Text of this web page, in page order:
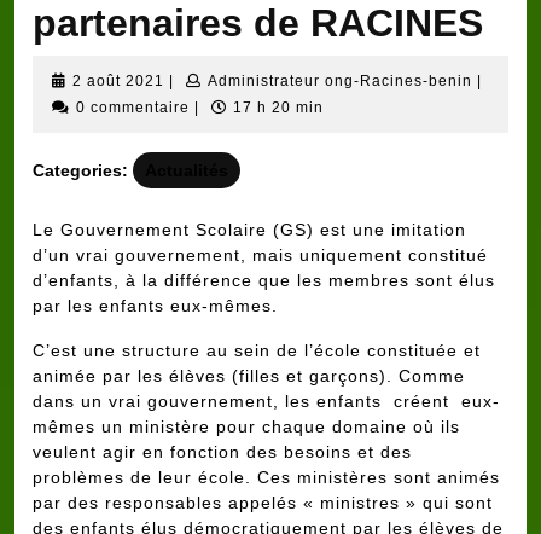
partenaires de RACINES
2 août 2021 2
août
Administrateur ong-Racines-benin
0 commentaire
17 h 20 min
Categories:
Le Gouvernement Scolaire (GS) est une imitation
d’un vrai gouvernement, mais uniquement constitué
d’enfants, à la différence que les membres sont élus
par les enfants eux-mêmes.
C’est une structure au sein de l’école constituée et
animée par les élèves (filles et garçons). Comme
dans un vrai gouvernement, les enfants créent eux-
mêmes un ministère pour chaque domaine où ils
veulent agir en fonction des besoins et des
problèmes de leur école. Ces ministères sont animés
par des responsables appelés « ministres » qui sont
des enfants élus démocratiquement par les élèves de